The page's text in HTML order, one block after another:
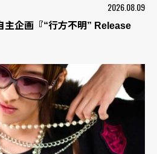
2026.08.09
主企画『“行方不明” Release